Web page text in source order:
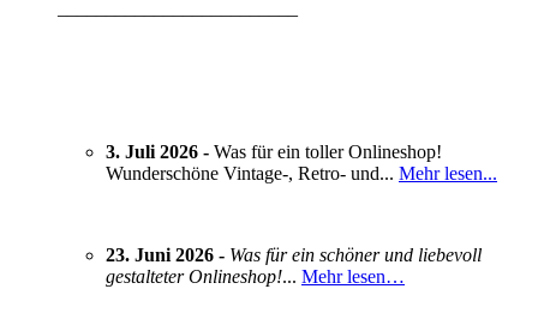
3. Juli 2026 - Was für ein toller Onlineshop!
Wunderschöne Vintage-, Retro- und... Mehr lesen...
23. Juni 2026 - Was für ein schöner und liebevoll
gestalteter Onlineshop!... Mehr lesen…